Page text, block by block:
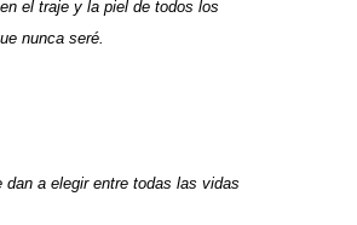
el traje y la piel de todos los
nunca seré.
dan a elegir entre todas las vidas